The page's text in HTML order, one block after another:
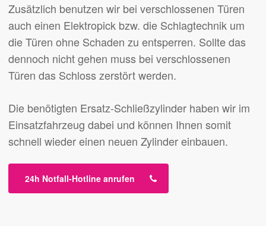
Zusätzlich benutzen wir bei verschlossenen Türen
auch einen Elektropick bzw. die Schlagtechnik um
die Türen ohne Schaden zu entsperren. Sollte das
dennoch nicht gehen muss bei verschlossenen
Türen das Schloss zerstört werden.
Die benötigten Ersatz-Schließzylinder haben wir im
Einsatzfahrzeug dabei und können Ihnen somit
schnell wieder einen neuen Zylinder einbauen.
24h Notfall-Hotline anrufen